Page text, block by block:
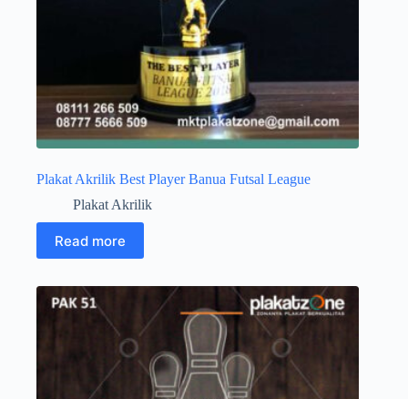
Plakat Akrilik Best Player Banua Futsal League
Plakat Akrilik
Read more